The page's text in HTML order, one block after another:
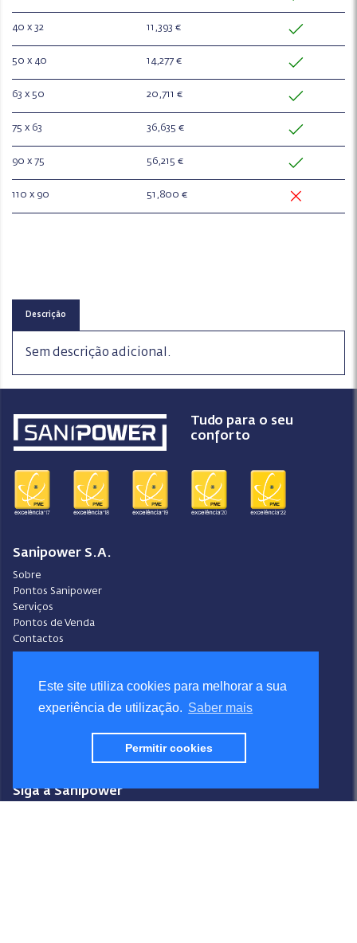
Este site utiliza cookies para melhorar a sua
experiência de utilização. Saber mais
Permitir cookies
40 x 32 11,393 €
50 x 40 14,277 €
63 x 50 20,711 €
75 x 63 36,635 €
90 x 75 56,215 €
110 x 90 51,800 €
Descrição
Sem descrição adicional.
Tudo para o seu
conforto
Sanipower S.A.
Sobre
Pontos Sanipower
Serviços
Pontos de Venda
Contactos
Ajuda
Política de Privacidade
Política de Cookies
Livro de Reclamações
Siga a Sanipower